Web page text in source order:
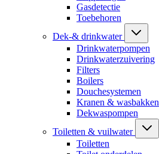
Gasdetectie
Toebehoren
Dek-& drinkwater
Drinkwaterpompen
Drinkwaterzuivering
Filters
Boilers
Douchesystemen
Kranen & wasbakken
Dekwaspompen
Toiletten & vuilwater
Toiletten